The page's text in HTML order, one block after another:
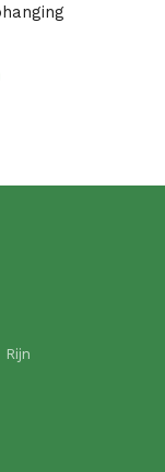
Prijsklasse: